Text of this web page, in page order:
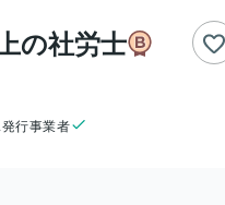
の社労士
行事業者